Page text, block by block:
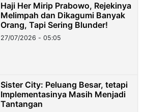
Haji Her Mirip Prabowo, Rejekinya
Melimpah dan Dikagumi Banyak
Orang, Tapi Sering Blunder!
27/07/2026 - 05:05
Sister City: Peluang Besar, tetapi
Implementasinya Masih Menjadi
Tantangan